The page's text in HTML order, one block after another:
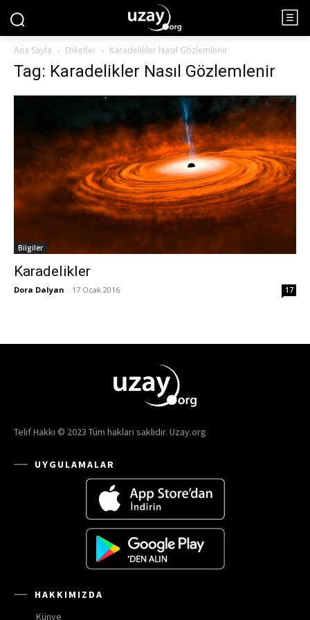
Ana Sayfa Etiketler Karadelikler Nasıl Gözlemlenir
Tag: Karadelikler Nasıl Gözlemlenir
Bilgiler
Karadelikler
Dora Dalyan - 17 Ocak 2016 17
Telif Hakkı © 2023 Tüm hakları saklıdır. Uzay.org
UYGULAMALAR
HAKKIMIZDA
Künye